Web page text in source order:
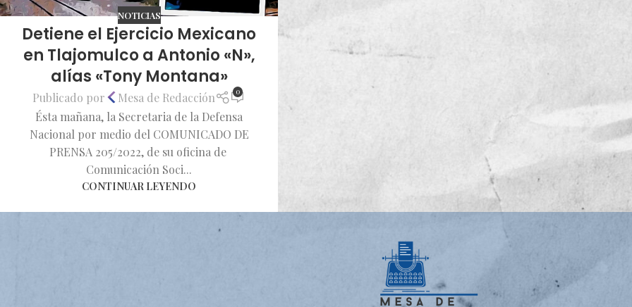
NOTICIAS
Detiene el Ejercicio Mexicano
en Tlajomulco a Antonio «N»,
alías «Tony Montana»
Publicado por Mesa de Redacción 0
Ésta mañana, la Secretaria de la Defensa
Nacional por medio del COMUNICADO DE
PRENSA 205/2022, de su oficina de
Comunicación Soci...
CONTINUAR LEYENDO